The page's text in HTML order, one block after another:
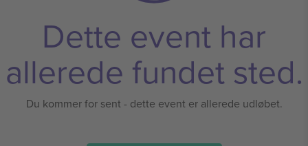
Dette event har
allerede fundet sted.
Du kommer for sent - dette event er allerede udløbet.